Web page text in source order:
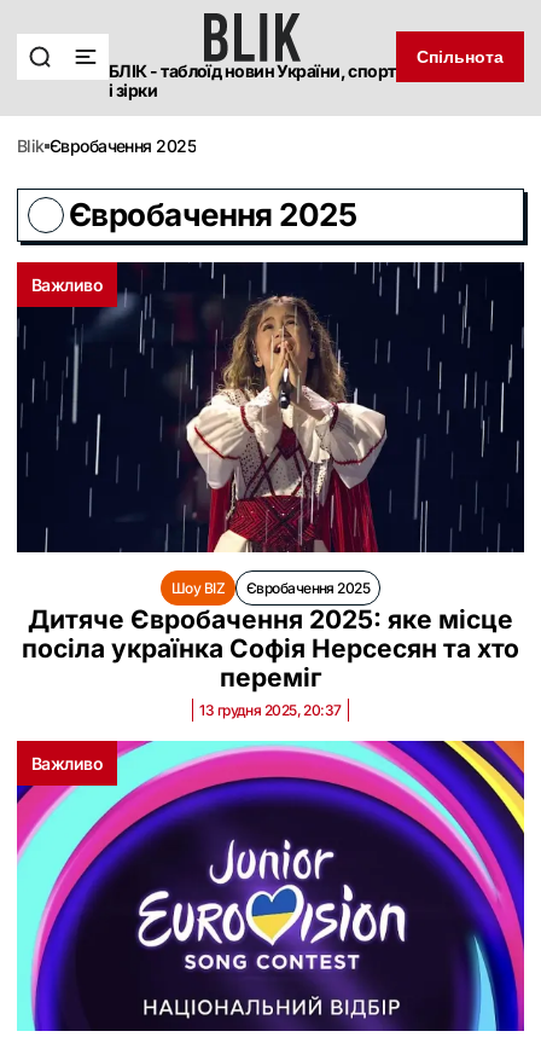
БЛІК - таблоїд новин України, спорт
і зірки
Спільнота
blik Євробачення 2025
Євробачення 2025
Важливо
Шоу BIZ Євробачення 2025
Дитяче Євробачення 2025: яке місце
посіла українка Софія Нерсесян та хто
переміг
13 грудня 2025, 20:37
Важливо